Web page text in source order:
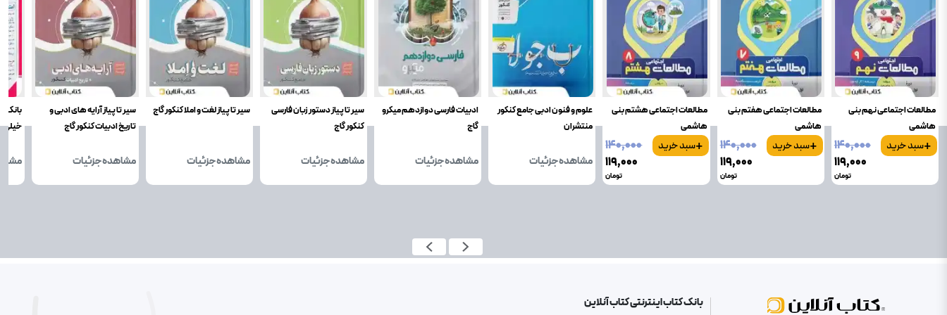
مطالعات اجتماعی نهم بنی
هاشمی
+سبد خرید
۱۴۰٬۰۰۰
۱۱۹٬۰۰۰
تومان
مطالعات اجتماعی هفتم بنی
هاشمی
+سبد خرید
۱۴۰٬۰۰۰
۱۱۹٬۰۰۰
تومان
مطالعات اجتماعی هشتم بنی
هاشمی
+سبد خرید
۱۴۰٬۰۰۰
۱۱۹٬۰۰۰
تومان
علوم و فنون ادبی جامع کنکور
منتشران
مشاهده جزئیات
ادبیات فارسی دوازدهم میکرو
گاج
مشاهده جزئیات
سیر تا پیاز دستور زبان فارسی
کنکور گاج
مشاهده جزئیات
سیر تا پیاز لغت و املا کنکور گاج
مشاهده جزئیات
سیر تا پیاز آرایه های ادبی و
تاریخ ادبیات کنکور گاج
مشاهده جزئیات
بانک
خیلی
بانک کتاب اینترنتی کتاب آنلاین